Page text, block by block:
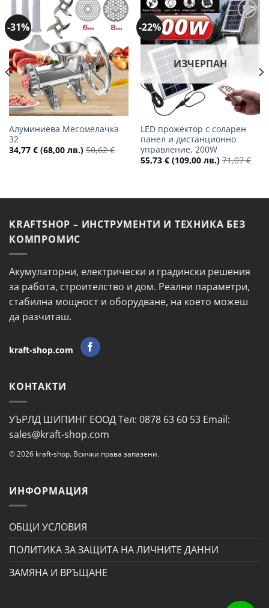
-31%
Добави
желани
Алуминиева Месомелачка
32
34,77 € (68,00 лв.) 50,62€
-22%
Добави
в
желани
ИЗЧЕРПАН
LED прожектор с соларен
панел и дистанционно
управление, 200W
55,73 € (109,00 лв.) 71,07€
KRAFTSHOP – ИНСТРУМЕНТИ И ТЕХНИКА БЕЗ
КОМПРОМИС
Акумулаторни, електрически и градински решения
за работа, строителство и дом. Реални параметри,
стабилна мощност и оборудване, на което можеш
да разчиташ.
kraft-shop.com
КОНТАКТИ
УЪРЛД ШИПИНГ ЕООД Тел: 0878 63 60 53 Email:
sales@kraft-shop.com
© 2026 kraft-shop. Всички права запазени.
ИНФОРМАЦИЯ
ОБЩИ УСЛОВИЯ
ПОЛИТИКА ЗА ЗАЩИТА НА ЛИЧНИТЕ ДАННИ
ЗАМЯНА И ВРЪЩАНЕ